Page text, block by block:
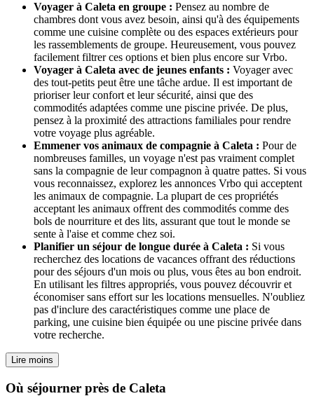
Voyager à Caleta en groupe : Pensez au nombre de
chambres dont vous avez besoin, ainsi qu'à des équipements
comme une cuisine complète ou des espaces extérieurs pour
les rassemblements de groupe. Heureusement, vous pouvez
facilement filtrer ces options et bien plus encore sur Vrbo.
Voyager à Caleta avec de jeunes enfants : Voyager avec
des tout-petits peut être une tâche ardue. Il est important de
prioriser leur confort et leur sécurité, ainsi que des
commodités adaptées comme une piscine privée. De plus,
pensez à la proximité des attractions familiales pour rendre
votre voyage plus agréable.
Emmener vos animaux de compagnie à Caleta : Pour de
nombreuses familles, un voyage n'est pas vraiment complet
sans la compagnie de leur compagnon à quatre pattes. Si vous
vous reconnaissez, explorez les annonces Vrbo qui acceptent
les animaux de compagnie. La plupart de ces propriétés
acceptant les animaux offrent des commodités comme des
bols de nourriture et des lits, assurant que tout le monde se
sente à l'aise et comme chez soi.
Planifier un séjour de longue durée à Caleta : Si vous
recherchez des locations de vacances offrant des réductions
pour des séjours d'un mois ou plus, vous êtes au bon endroit.
En utilisant les filtres appropriés, vous pouvez découvrir et
économiser sans effort sur les locations mensuelles. N'oubliez
pas d'inclure des caractéristiques comme une place de
parking, une cuisine bien équipée ou une piscine privée dans
votre recherche.
Lire moins
Où séjourner près de Caleta